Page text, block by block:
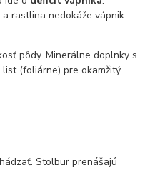
rastlina nedokáže vápnik
pôdy. Minerálne doplnky s
(foliárne) pre okamžitý
Stolbur prenášajú